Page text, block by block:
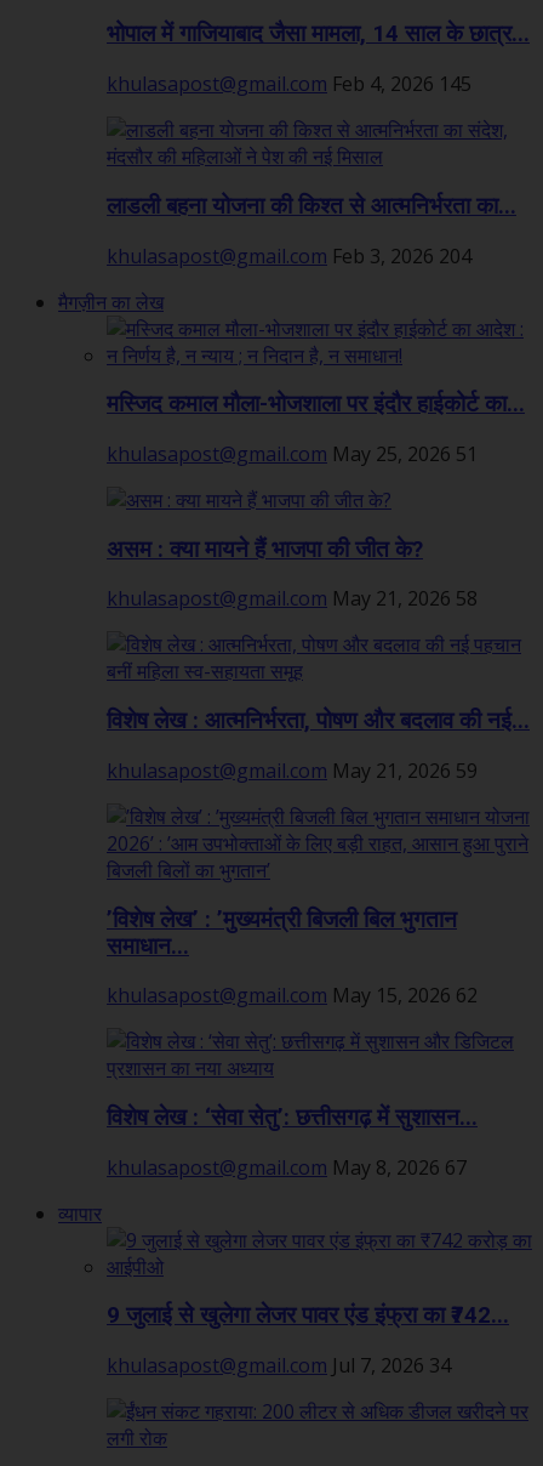
भोपाल में गाजियाबाद जैसा मामला, 14 साल के छात्र...
khulasapost@gmail.com Feb 4, 2026 145
लाडली बहना योजना की किश्त से आत्मनिर्भरता का...
khulasapost@gmail.com Feb 3, 2026 204
मैगज़ीन का लेख
मस्जिद कमाल मौला-भोजशाला पर इंदौर हाईकोर्ट का...
khulasapost@gmail.com May 25, 2026 51
असम : क्या मायने हैं भाजपा की जीत के?
khulasapost@gmail.com May 21, 2026 58
विशेष लेख : आत्मनिर्भरता, पोषण और बदलाव की नई...
khulasapost@gmail.com May 21, 2026 59
’विशेष लेख’ : ’मुख्यमंत्री बिजली बिल भुगतान
समाधान...
khulasapost@gmail.com May 15, 2026 62
विशेष लेख : ‘सेवा सेतु’: छत्तीसगढ़ में सुशासन...
khulasapost@gmail.com May 8, 2026 67
व्यापार
9 जुलाई से खुलेगा लेजर पावर एंड इंफ्रा का ₹742...
khulasapost@gmail.com Jul 7, 2026 34